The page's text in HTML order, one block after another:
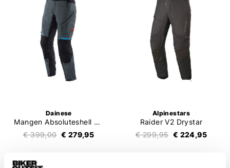
Dainese
Mangen Absoluteshell Pro Trousers
€ 399,00 € 279,95
Alpinestars
Raider V2 Drystar
€ 299,95 € 224,95
SALE